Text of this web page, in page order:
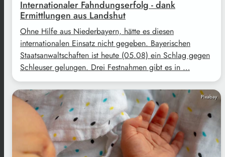
Internationaler Fahndungserfolg - dank
Ermittlungen aus Landshut
Ohne Hilfe aus Niederbayern, hätte es diesen
internationalen Einsatz nicht gegeben. Bayerischen
Staatsanwaltschaften ist heute (05.08) ein Schlag gegen
Schleuser gelungen. Drei Festnahmen gibt es in …
Pixabay